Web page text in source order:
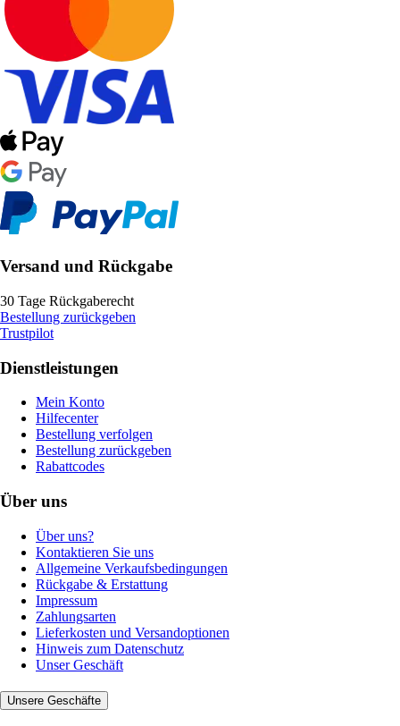
Versand und Rückgabe
30 Tage Rückgaberecht
Bestellung zurückgeben
Trustpilot
Dienstleistungen
Mein Konto
Hilfecenter
Bestellung verfolgen
Bestellung zurückgeben
Rabattcodes
Über uns
Über uns?
Kontaktieren Sie uns
Allgemeine Verkaufsbedingungen
Rückgabe & Erstattung
Impressum
Zahlungsarten
Lieferkosten und Versandoptionen
Hinweis zum Datenschutz
Unser Geschäft
Unsere Geschäfte